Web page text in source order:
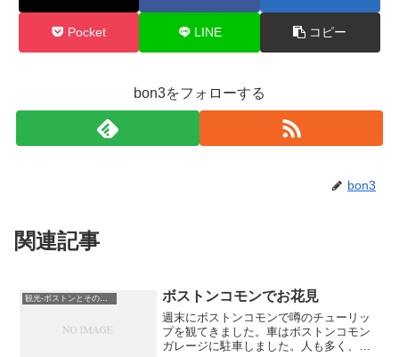
Pocket LINE コピー
bon3をフォローする
bon3
関連記事
ボストンコモンでお花見
週末にボストンコモンで噂のチューリッ
プを観てきました。車はボストンコモン
ガレージに駐車しました。人も多く、色